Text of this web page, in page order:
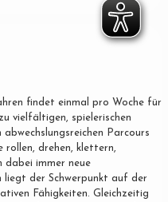
findet einmal pro Woche für
vielfältigen, spielerischen
Parcours
rollen, drehen, klettern,
dabei immer neue
liegt der Schwerpunkt auf der
Fähigkeiten. Gleichzeitig